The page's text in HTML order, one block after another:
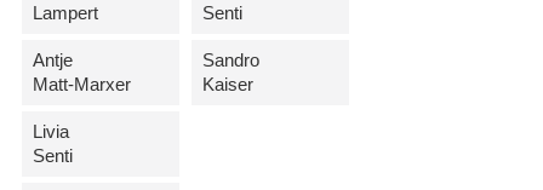
Lampert
Antje
Matt-Marxer
Livia
Senti
Senti
Sandro
Kaiser